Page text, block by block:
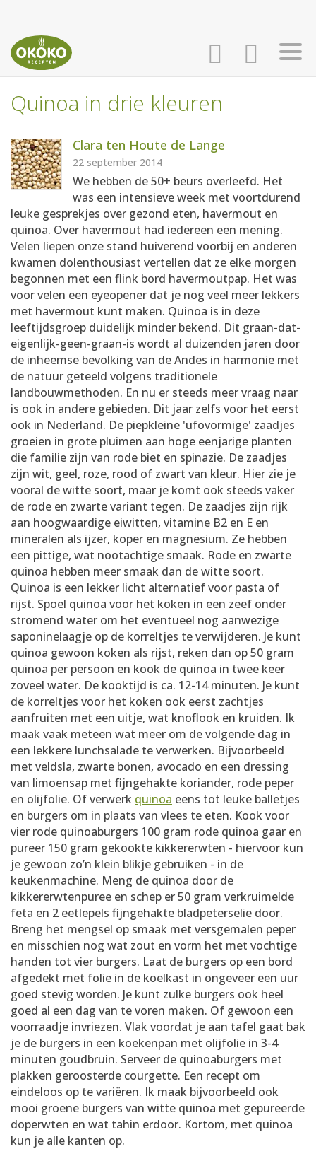
INLOGGEN
AANMELDEN
HOME
RECEPTEN
WEEKMENU'S
KOOKBOEKEN
Quinoa in drie kleuren
Clara ten Houte de Lange
22 september 2014
We hebben de 50+ beurs overleefd. Het
was een intensieve week met voortdurend
leuke gesprekjes over gezond eten, havermout en
quinoa. Over havermout had iedereen een mening.
Velen liepen onze stand huiverend voorbij en anderen
kwamen dolenthousiast vertellen dat ze elke morgen
begonnen met een flink bord havermoutpap. Het was
voor velen een eyeopener dat je nog veel meer lekkers
met havermout kunt maken. Quinoa is in deze
leeftijdsgroep duidelijk minder bekend. Dit graan-dat-
eigenlijk-geen-graan-is wordt al duizenden jaren door
de inheemse bevolking van de Andes in harmonie met
de natuur geteeld volgens traditionele
landbouwmethoden. En nu er steeds meer vraag naar
is ook in andere gebieden. Dit jaar zelfs voor het eerst
ook in Nederland. De piepkleine 'ufovormige' zaadjes
groeien in grote pluimen aan hoge eenjarige planten
die familie zijn van rode biet en spinazie. De zaadjes
zijn wit, geel, roze, rood of zwart van kleur. Hier zie je
vooral de witte soort, maar je komt ook steeds vaker
de rode en zwarte variant tegen. De zaadjes zijn rijk
aan hoogwaardige eiwitten, vitamine B2 en E en
mineralen als ijzer, koper en magnesium. Ze hebben
een pittige, wat nootachtige smaak. Rode en zwarte
quinoa hebben meer smaak dan de witte soort.
Quinoa is een lekker licht alternatief voor pasta of
rijst. Spoel quinoa voor het koken in een zeef onder
stromend water om het eventueel nog aanwezige
saponinelaagje op de korreltjes te verwijderen. Je kunt
quinoa gewoon koken als rijst, reken dan op 50 gram
quinoa per persoon en kook de quinoa in twee keer
zoveel water. De kooktijd is ca. 12-14 minuten. Je kunt
de korreltjes voor het koken ook eerst zachtjes
aanfruiten met een uitje, wat knoflook en kruiden. Ik
maak vaak meteen wat meer om de volgende dag in
een lekkere lunchsalade te verwerken. Bijvoorbeeld
met veldsla, zwarte bonen, avocado en een dressing
van limoensap met fijngehakte koriander, rode peper
en olijfolie. Of verwerk quinoa eens tot leuke balletjes
en burgers om in plaats van vlees te eten. Kook voor
vier rode quinoaburgers 100 gram rode quinoa gaar en
pureer 150 gram gekookte kikkererwten - hiervoor kun
je gewoon zo’n klein blikje gebruiken - in de
keukenmachine. Meng de quinoa door de
kikkererwtenpuree en schep er 50 gram verkruimelde
feta en 2 eetlepels fijngehakte bladpeterselie door.
Breng het mengsel op smaak met versgemalen peper
en misschien nog wat zout en vorm het met vochtige
handen tot vier burgers. Laat de burgers op een bord
afgedekt met folie in de koelkast in ongeveer een uur
goed stevig worden. Je kunt zulke burgers ook heel
goed al een dag van te voren maken. Of gewoon een
voorraadje invriezen. Vlak voordat je aan tafel gaat bak
je de burgers in een koekenpan met olijfolie in 3-4
minuten goudbruin. Serveer de quinoaburgers met
plakken geroosterde courgette. Een recept om
eindeloos op te variëren. Ik maak bijvoorbeeld ook
mooi groene burgers van witte quinoa met gepureerde
doperwten en wat tahin erdoor. Kortom, met quinoa
kun je alle kanten op.